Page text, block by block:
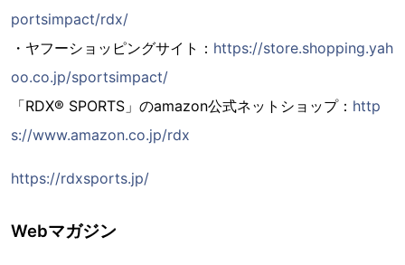
portsimpact/rdx/
・ヤフーショッピングサイト： https://store.shopping.yah
oo.co.jp/sportsimpact/
「RDX® SPORTS」のamazon公式ネットショップ： http
s://www.amazon.co.jp/rdx
https://rdxsports.jp/
Webマガジン